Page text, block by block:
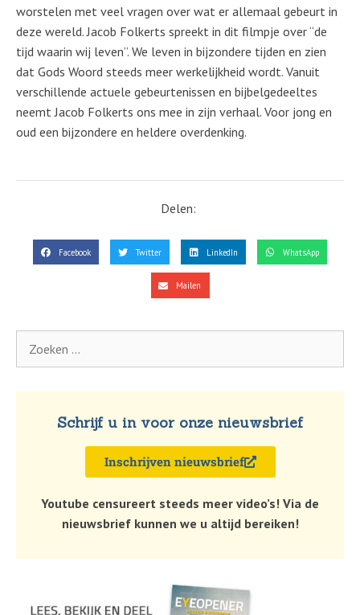
worstelen met veel vragen over wat er allemaal gebeurt in
deze wereld. Jacob Folkerts spreekt in dit filmpje over “de
tijd waarin wij leven”. We leven in bijzondere tijden en zien
dat Gods Woord steeds meer werkelijkheid wordt. Vanuit
verschillende actuele gebeurtenissen en bijbelgedeeltes
neemt Jacob Folkerts ons mee in zijn verhaal. Voor jong en
oud een bijzondere en heldere overdenking.
Delen:
Facebook Twitter LinkedIn WhatsApp
Mailen
Schrijf u in voor onze nieuwsbrief
Inschrijven nieuwsbrief
Youtube censureert steeds meer video’s! Via de
nieuwsbrief kunnen we u altijd bereiken!